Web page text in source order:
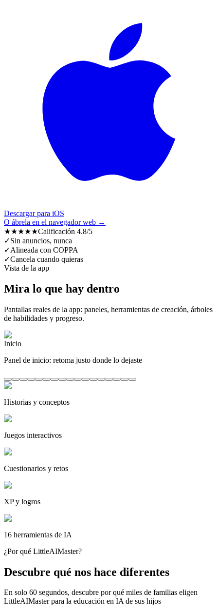
Descargar para iOS
O ábrela en el navegador web →
★★★★★Calificación 4.8/5
✓Sin anuncios, nunca
✓Alineada con COPPA
✓Cancela cuando quieras
Vista de la app
Mira lo que hay dentro
Pantallas reales de la app: paneles, herramientas de creación, árboles
de habilidades y progreso.
Inicio
Panel de inicio: retoma justo donde lo dejaste
Historias y conceptos
Juegos interactivos
Cuestionarios y retos
XP y logros
16 herramientas de IA
¿Por qué LittleAIMaster?
Descubre qué nos hace diferentes
En solo 60 segundos, descubre por qué miles de familias eligen
LittleAIMaster para la educación en IA de sus hijos